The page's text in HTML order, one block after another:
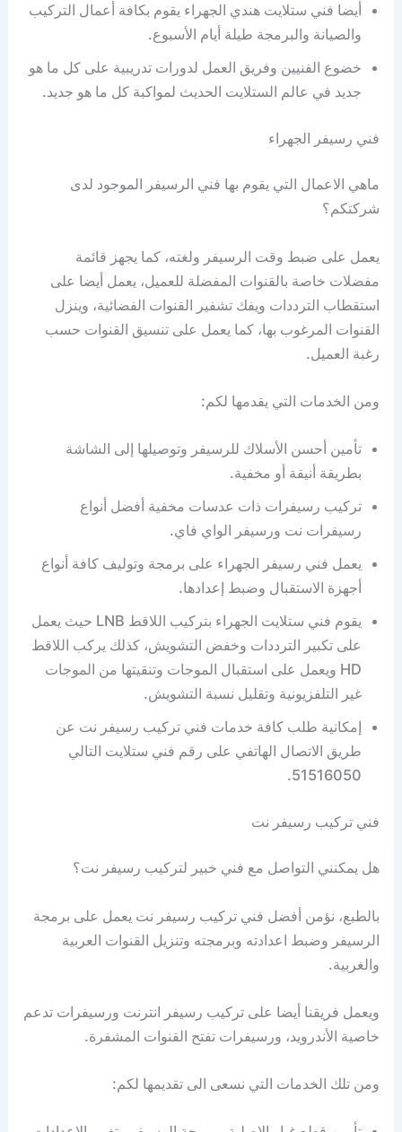
أيضا فني ستلايت هندي الجهراء يقوم بكافة أعمال التركيب
والصيانة والبرمجة طيلة أيام الأسبوع.
خضوع الفنيين وفريق العمل لدورات تدريبية على كل ما هو
جديد في عالم الستلايت الحديث لمواكبة كل ما هو جديد.
فني رسيفر الجهراء
ماهي الاعمال التي يقوم بها فني الرسيفر الموجود لدى
شركتكم؟
يعمل على ضبط وقت الرسيفر ولغته، كما يجهز قائمة
مفضلات خاصة بالقنوات المفضلة للعميل، يعمل أيضا على
استقطاب الترددات ويفك تشفير القنوات الفضائية، وينزل
القنوات المرغوب بها، كما يعمل على تنسيق القنوات حسب
رغبة العميل.
ومن الخدمات التي يقدمها لكم:
تأمين أحسن الأسلاك للرسيفر وتوصيلها إلى الشاشة
بطريقة أنيقة أو مخفية.
تركيب رسيفرات ذات عدسات مخفية أفضل أنواع
رسيفرات نت ورسيفر الواي فاي.
يعمل فني رسيفر الجهراء على برمجة وتوليف كافة أنواع
أجهزة الاستقبال وضبط إعدادها.
يقوم فني ستلايت الجهراء بتركيب اللاقط LNB حيث يعمل
على تكبير الترددات وخفض التشويش، كذلك يركب اللاقط
HD ويعمل على استقبال الموجات وتنقيتها من الموجات
غير التلفزيونية وتقليل نسبة التشويش.
إمكانية طلب كافة خدمات فني تركيب رسيفر نت عن
طريق الاتصال الهاتفي على رقم فني ستلايت التالي
51516050.
فني تركيب رسيفر نت
هل يمكنني التواصل مع فني خبير لتركيب رسيفر نت؟
بالطبع، نؤمن أفضل فني تركيب رسيفر نت يعمل على برمجة
الرسيفر وضبط اعدادته وبرمجته وتنزيل القنوات العربية
والغربية.
ويعمل فريقنا أيضا على تركيب رسيفر انترنت ورسيفرات تدعم
خاصية الأندرويد، ورسيفرات تفتح القنوات المشفرة.
ومن تلك الخدمات التي نسعى الى تقديمها لكم: